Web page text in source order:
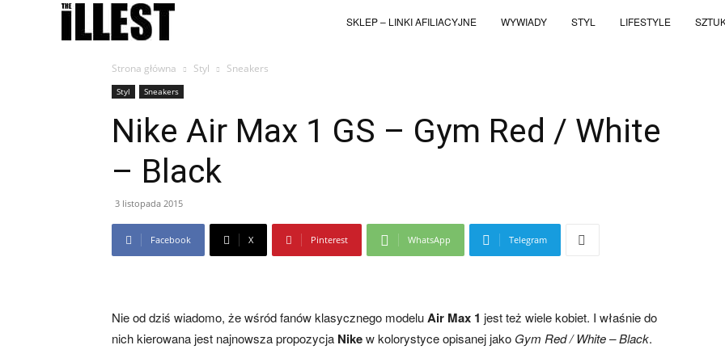
SKLEP – LINKI AFILIACYJNE WYWIADY STYL LIFESTYLE
Strona główna Styl Sneakers
Styl Sneakers
Nike Air Max 1 GS – Gym Red / White
– Black
3 listopada 2015
Facebook X Pinterest WhatsApp Telegram
Nie od dziś wiadomo, że wśród fanów klasycznego modeluAir Max 1 jest też wiele kobiet. I właśnie do
nich kierowana jest najnowsza propozycja Nikew kolorystyce opisanej jako Gym Red / White – Black.